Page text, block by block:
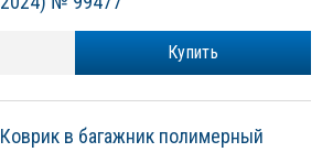
Купить
Коврик в багажник полимерный